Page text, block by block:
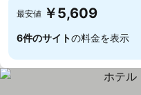
最安値 ￥5,609
6件のサイトの料金を表示